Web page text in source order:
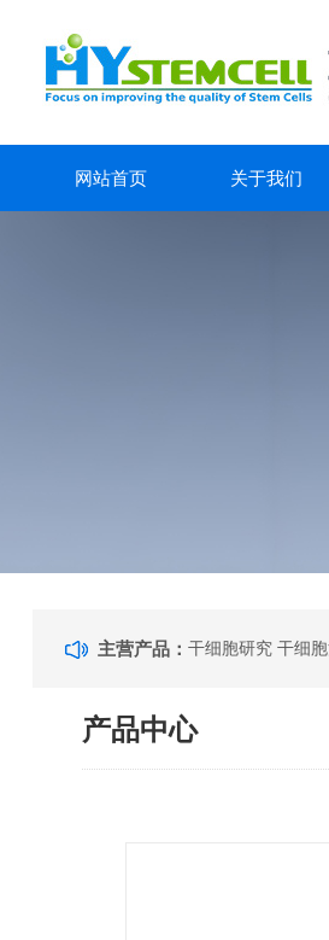
网站首页 关于我们
主营产品：干细胞研究 干细
产品中心